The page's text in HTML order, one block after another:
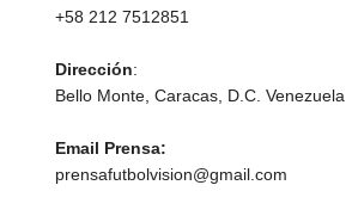
+58 212 7512851
Dirección:
Bello Monte, Caracas, D.C. Venezuela
Email Prensa:
prensafutbolvision@gmail.com